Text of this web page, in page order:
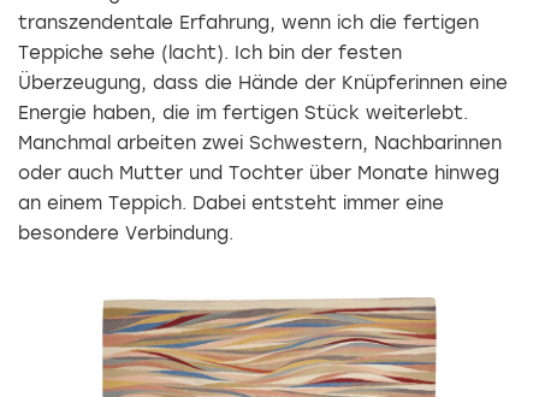
transzendentale Erfahrung, wenn ich die fertigen
Teppiche sehe (lacht). Ich bin der festen
Überzeugung, dass die Hände der Knüpferinnen eine
Energie haben, die im fertigen Stück weiterlebt.
Manchmal arbeiten zwei Schwestern, Nachbarinnen
oder auch Mutter und Tochter über Monate hinweg
an einem Teppich. Dabei entsteht immer eine
besondere Verbindung.